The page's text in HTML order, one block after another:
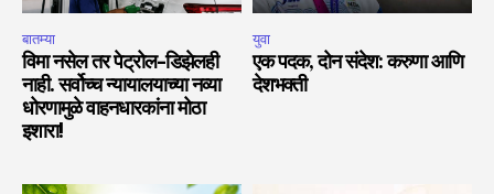
बातम्या
विमा नसेल तर पेट्रोल-डिझेलही
नाही. सर्वोच्च न्यायालयाच्या नव्या
धोरणामुळे वाहनधारकांना मोठा
इशारा!
युवा
एक पदक, दोन संदेश: करुणा आणि
देशभक्ती